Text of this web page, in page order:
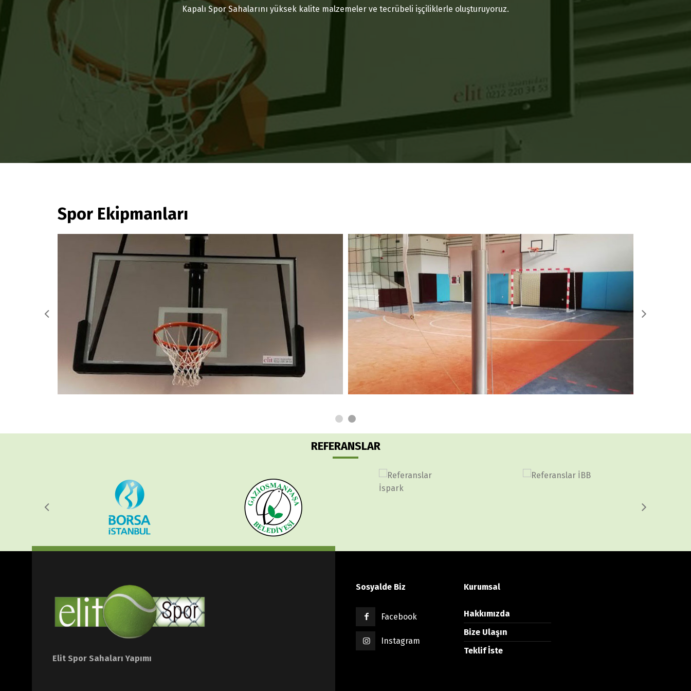
Kapalı Spor Sahalarını yüksek kalite malzemeler ve tecrübeli işçiliklerle oluşturuyoruz.
Spor Ekipmanları
REFERANSLAR
Elit Spor Sahaları Yapımı
Sosyalde Biz
Facebook
Instagram
Kurumsal
Hakkımızda
Bize Ulaşın
Teklif İste